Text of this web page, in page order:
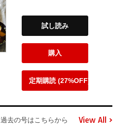
試し読み
購入
定期購読 (27%OFF)
過去の号はこちらから View All